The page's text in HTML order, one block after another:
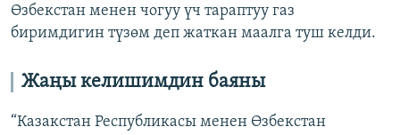
Өзбекстан менен чогуу үч тараптуу газ
биримдигин түзөм деп жаткан маалга туш келди.
Жаңы келишимдин баяны
“Казакстан Республикасы менен Өзбекстан